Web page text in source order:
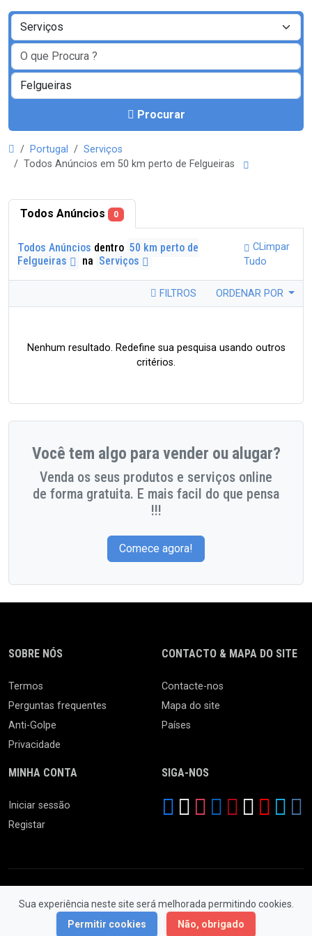
Procurar
Portugal
Serviços
Todos Anúncios em 50 km perto de Felgueiras
Todos Anúncios 0
Todos Anúncios dentro 50 km perto de
Felgueiras
na Serviços
CLimpar
Tudo
FILTROS ORDENAR POR
Nenhum resultado. Redefine sua pesquisa usando outros
critérios.
Você tem algo para vender ou alugar?
Venda os seus produtos e serviços online
de forma gratuita. E mais facil do que pensa
!!!
Comece agora!
Sua experiência neste site será melhorada permitindo cookies.
Permitir cookies
Não, obrigado
SOBRE NÓS
Termos
Perguntas frequentes
Anti-Golpe
Privacidade
CONTACTO & MAPA DO SITE
Contacte-nos
Mapa do site
Países
MINHA CONTA
Iniciar sessão
Registar
SIGA-NOS
© 2026 Feira da Ladra. Todos os Direitos Reservados.